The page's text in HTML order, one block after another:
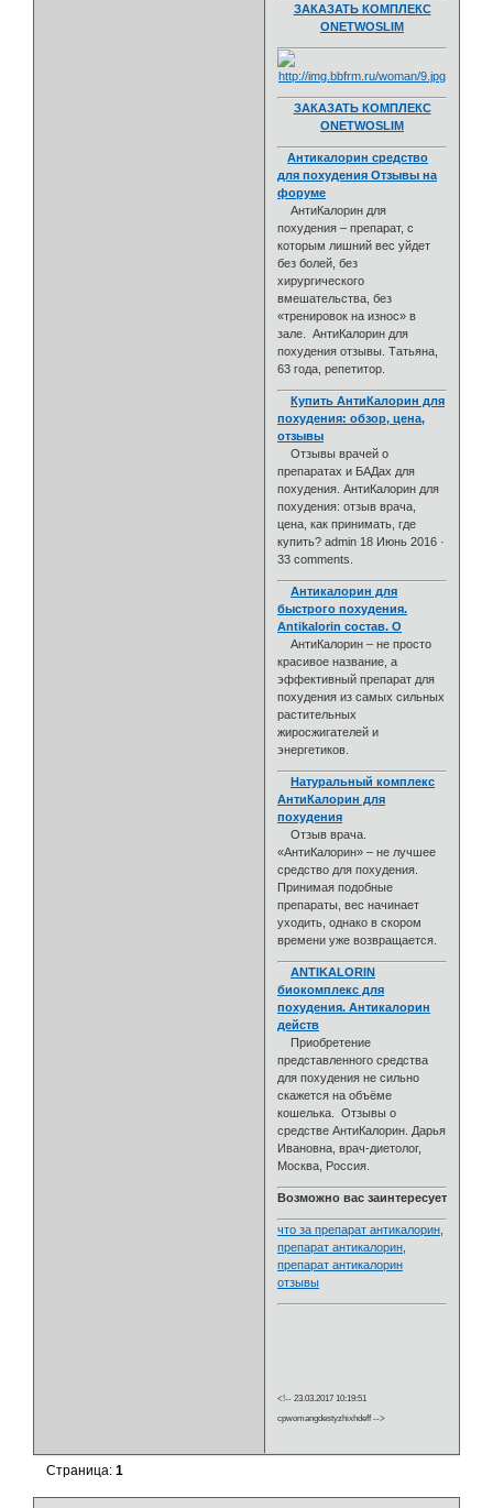
ЗАКАЗАТЬ КОМПЛЕКС
ONETWOSLIM
ЗАКАЗАТЬ КОМПЛЕКС
ONETWOSLIM
Антикалорин средство
для похудения Отзывы на
форуме
АнтиКалорин для
похудения – препарат, с
которым лишний вес уйдет
без болей, без
хирургического
вмешательства, без
«тренировок на износ» в
зале. АнтиКалорин для
похудения отзывы. Татьяна,
63 года, репетитор.
Купить АнтиКалорин для
похудения: обзор, цена,
отзывы
Отзывы врачей о
препаратах и БАДах для
похудения. АнтиКалорин для
похудения: отзыв врача,
цена, как принимать, где
купить? admin 18 Июнь 2016 ·
33 comments.
Антикалорин для
быстрого похудения.
Antikalorin состав. О
АнтиКалорин – не просто
красивое название, а
эффективный препарат для
похудения из самых сильных
растительных
жиросжигателей и
энергетиков.
Натуральный комплекс
АнтиКалорин для
похудения
Отзыв врача.
«АнтиКалорин» – не лучшее
средство для похудения.
Принимая подобные
препараты, вес начинает
уходить, однако в скором
времени уже возвращается.
ANTIKALORIN
биокомплекс для
похудения. Антикалорин
действ
Приобретение
представленного средства
для похудения не сильно
скажется на объёме
кошелька. Отзывы о
средстве АнтиКалорин. Дарья
Ивановна, врач-диетолог,
Москва, Россия.
Возможно вас заинтересует
что за препарат антикалорин
препарат антикалорин
препарат антикалорин
отзывы
<!-- 23.03.2017 10:19:51
cpwomangdestyzhixhdeff -->
Страница:1